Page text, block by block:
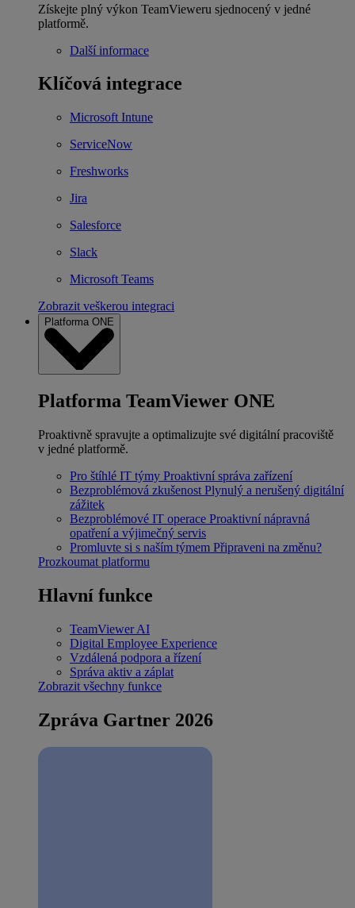
Získejte plný výkon TeamVieweru sjednocený v jedné
platformě.
Další informace
Klíčová integrace
Microsoft Intune
ServiceNow
Freshworks
Jira
Salesforce
Slack
Microsoft Teams
Zobrazit veškerou integraci
Platforma ONE
Platforma TeamViewer ONE
Proaktivně spravujte a optimalizujte své digitální pracoviště
v jedné platformě.
Pro štíhlé IT týmy Proaktivní správa zařízení
Bezproblémová zkušenost Plynulý a nerušený digitální
zážitek
Bezproblémové IT operace Proaktivní nápravná
opatření a výjimečný servis
Promluvte si s naším týmem Připraveni na změnu?
Prozkoumat platformu
Hlavní funkce
TeamViewer AI
Digital Employee Experience
Vzdálená podpora a řízení
Správa aktiv a záplat
Zobrazit všechny funkce
Zpráva Gartner 2026